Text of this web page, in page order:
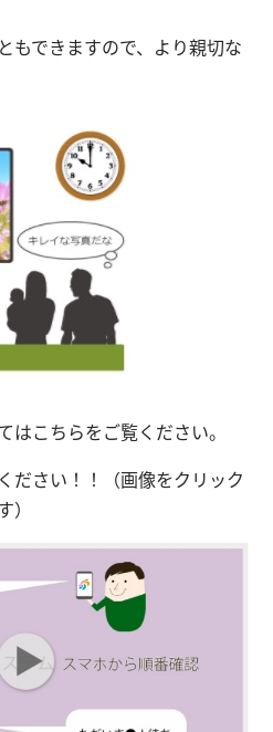
もできますので、より親切な
はこちらをご覧ください。
さい！！（画像をクリック